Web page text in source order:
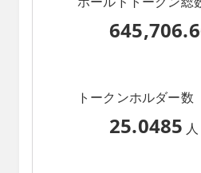
トークンホルダー数
25.0485 人